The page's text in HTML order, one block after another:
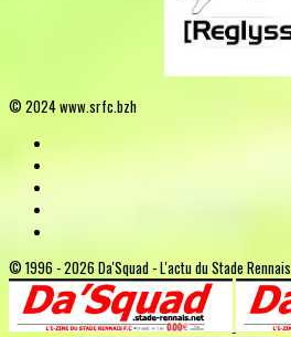
© 2024 www.srfc.bzh
© 1996 - 2026 Da'Squad - L'actu du Stade Rennais